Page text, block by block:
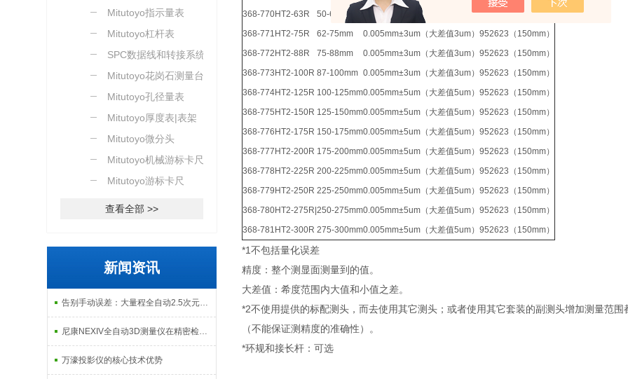
Mitutoyo指示量表
Mitutoyo杠杆表
SPC数据线和转接系统
Mitutoyo花岗石测量台
Mitutoyo孔径量表
Mitutoyo厚度表|表架
Mitutoyo微分头
Mitutoyo机械游标卡尺
Mitutoyo游标卡尺
查看全部 >>
新闻资讯
告别手动误差：大量程全自动2.5次元测量机如何实现高效精密质检？
尼康NEXIV全自动3D测量仪在精密检测中的应用
万濠投影仪的核心技术优势
368-770HT2-63R 50-63mm 0.005mm ±3um（大差值3um）952623（150mm）
368-771 HT2-75R 62-75mm 0.005mm±3um（大差值3um）952623（150mm）
368-772 HT2-88R 75-88mm 0.005mm±3um（大差值3um）952623（150mm）
368-773 HT2-100R 87-100mm 0.005mm±3um（大差值3um）952623（150mm）
368-774HT2-125R 100-125mm0.005mm±5um（大差值5um）952623（150mm）
368-775 HT2-150R 125-150mm0.005mm±5um（大差值5um）952623（150mm）
368-776 HT2-175R 150-175mm0.005mm±5um（大差值5um）952623（150mm）
368-777 HT2-200R 175-200mm0.005mm±5um（大差值5um）952623（150mm）
368-778 HT2-225R 200-225mm0.005mm±5um（大差值5um）952623（150mm）
368-779 HT2-250R 225-250mm0.005mm±5um（大差值5um）952623（150mm）
368-780HT2-275R|250-275mm0.005mm±5um（大差值5um）952623（150mm）
368-781 HT2-300R 275-300mm0.005mm±5um（大差值5um）952623（150mm）
*1不包括量化误差
精度：整个测显面测量到的值。
大差值：希度范围内大值和小值之差。
*2不使用提供的标配测头，而去使用其它测头；或者使用其它套装的副测头增加测量范围
（不能保证测精度的准确性）。
*环规和接长杆：可选